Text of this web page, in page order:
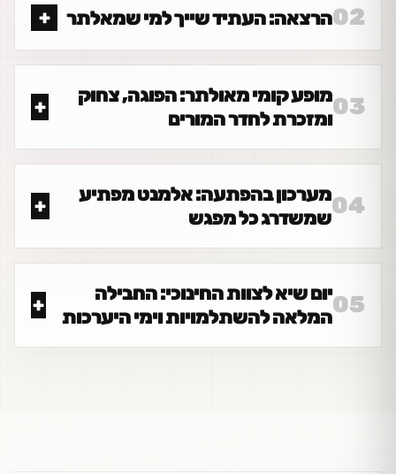
02הרצאה: העתיד שייך למי שמאלתר
03מופע קומי מאולתר: הפוגה, צחוק
ומזכרת לחדר המורים
04מערכון בהפתעה: אלמנט מפתיע
שמשדרג כל מפגש
05יום שיא לצוות החינוכי: החבילה
המלאה להשתלמויות וימי היערכות